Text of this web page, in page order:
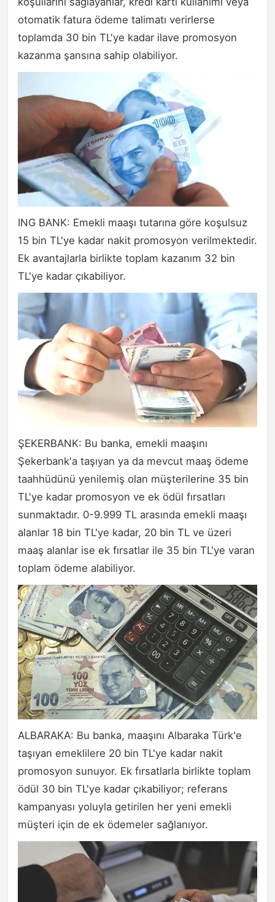
otomatik fatura ödeme talimatı verirlerse
toplamda 30 bin TL'ye kadar ilave promosyon
kazanma şansına sahip olabiliyor.
ING BANK: Emekli maaşı tutarına göre koşulsuz
15 bin TL'ye kadar nakit promosyon verilmektedir.
Ek avantajlarla birlikte toplam kazanım 32 bin
TL'ye kadar çıkabiliyor.
ŞEKERBANK: Bu banka, emekli maaşını
Şekerbank'a taşıyan ya da mevcut maaş ödeme
taahhüdünü yenilemiş olan müşterilerine 35 bin
TL'ye kadar promosyon ve ek ödül fırsatları
sunmaktadır. 0-9.999 TL arasında emekli maaşı
alanlar 18 bin TL'ye kadar, 20 bin TL ve üzeri
maaş alanlar ise ek fırsatlar ile 35 bin TL'ye varan
toplam ödeme alabiliyor.
ALBARAKA: Bu banka, maaşını Albaraka Türk'e
taşıyan emeklilere 20 bin TL'ye kadar nakit
promosyon sunuyor. Ek fırsatlarla birlikte toplam
ödül 30 bin TL'ye kadar çıkabiliyor; referans
kampanyası yoluyla getirilen her yeni emekli
müşteri için de ek ödemeler sağlanıyor.